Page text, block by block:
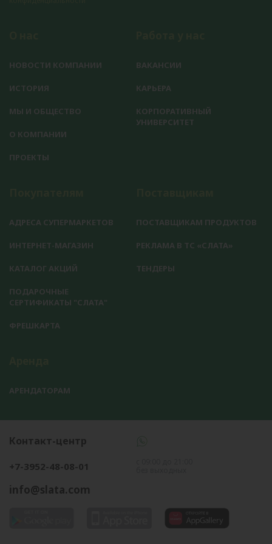
НОВОСТИ КОМПАНИИ
ИСТОРИЯ
МЫ И ОБЩЕСТВО
О КОМПАНИИ
ПРОЕКТЫ
ВАКАНСИИ
КАРЬЕРА
КОРПОРАТИВНЫЙ
УНИВЕРСИТЕТ
АДРЕСА СУПЕРМАРКЕТОВ
ИНТЕРНЕТ-МАГАЗИН
КАТАЛОГ АКЦИЙ
ПОДАРОЧНЫЕ
СЕРТИФИКАТЫ "СЛАТА"
ФРЕШКАРТА
ПОСТАВЩИКАМ ПРОДУКТОВ
РЕКЛАМА В ТС «СЛАТА»
ТЕНДЕРЫ
АРЕНДАТОРАМ
Контакт-центр
+7-3952-48-08-01
info@slata.com